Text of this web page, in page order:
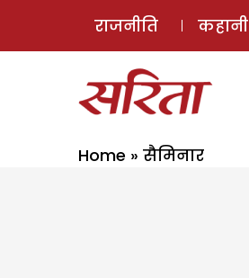
राजनीति कहानी
Home » सैमिनार